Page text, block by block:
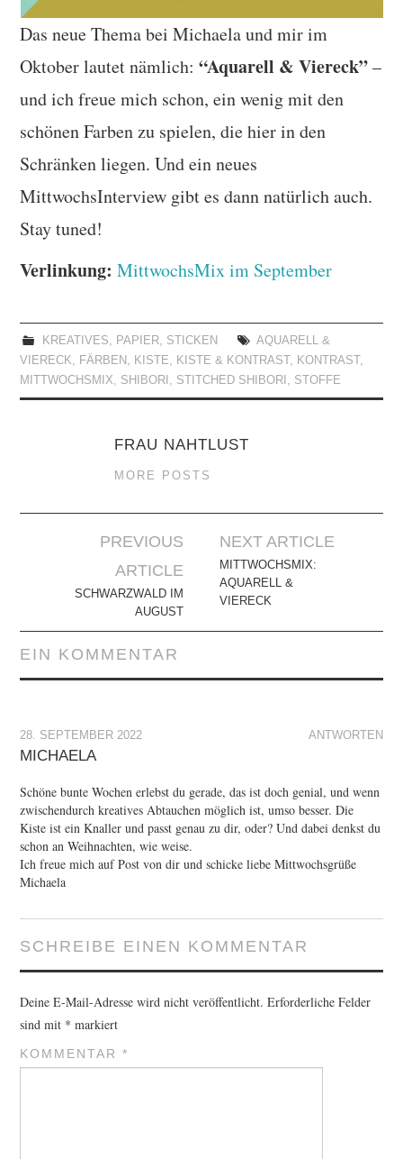
Das neue Thema bei Michaela und mir im
Oktober lautet nämlich:“Aquarell & Viereck”–
und ich freue mich schon, ein wenig mit den
schönen Farben zu spielen, die hier in den
Schränken liegen. Und ein neues
MittwochsInterview gibt es dann natürlich auch.
Stay tuned!
Verlinkung: MittwochsMix im September
KREATIVES, PAPIER, STICKEN
AQUARELL &
VIERECK, FÄRBEN , KISTE, KISTE & KONTRAST , KONTRAST ,
MITTWOCHSMIX, SHIBORI , STITCHED SHIBORI , STOFFE
FRAU NAHTLUST
MORE POSTS
Navigation
PREVIOUS
ARTICLE
SCHWARZWALD IM
AUGUST
NEXT ARTICLE
MITTWOCHSMIX:
AQUARELL &
VIERECK
EIN KOMMENTAR
ANTWORTEN
28. SEPTEMBER 2022
MICHAELA
Schöne bunte Wochen erlebst du gerade, das ist doch genial, und wenn
zwischendurch kreatives Abtauchen möglich ist, umso besser. Die
Kiste ist ein Knaller und passt genau zu dir, oder? Und dabei denkst du
schon an Weihnachten, wie weise.
Ich freue mich auf Post von dir und schicke liebe Mittwochsgrüße
Michaela
SCHREIBE EINEN KOMMENTAR
Deine E-Mail-Adresse wird nicht veröffentlicht. Erforderliche Felder
sind mit * markiert
KOMMENTAR*